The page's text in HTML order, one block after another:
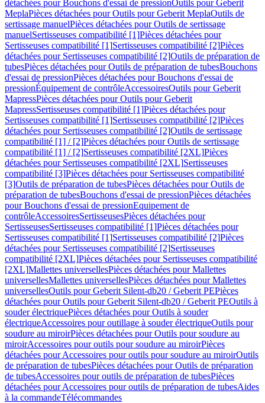
détachées pour Bouchons d'essai de pressionOutils pour Geberit
MeplaPièces détachées pour Outils pour Geberit MeplaOutils de
sertissage manuelPièces détachées pour Outils de sertissage
manuelSertisseuses compatibilité [1]Pièces détachées pour
Sertisseuses compatibilité [1]Sertisseuses compatibilité [2]Pièces
détachées pour Sertisseuses compatibilité [2]Outils de préparation de
tubesPièces détachées pour Outils de préparation de tubesBouchons
d'essai de pressionPièces détachées pour Bouchons d'essai de
pressionÉquipement de contrôleAccessoiresOutils pour Geberit
MapressPièces détachées pour Outils pour Geberit
MapressSertisseuses compatibilité [1]Pièces détachées pour
Sertisseuses compatibilité [1]Sertisseuses compatibilité [2]Pièces
détachées pour Sertisseuses compatibilité [2]Outils de sertissage
compatibilité [1] / [2]Pièces détachées pour Outils de sertissage
compatibilité [1] / [2]Sertisseuses compatibilité [2XL]Pièces
détachées pour Sertisseuses compatibilité [2XL]Sertisseuses
compatibilité [3]Pièces détachées pour Sertisseuses compatibilité
[3]Outils de préparation de tubesPièces détachées pour Outils de
préparation de tubesBouchons d'essai de pressionPièces détachées
pour Bouchons d'essai de pressionEquipement de
contrôleAccessoiresSertisseusesPièces détachées pour
SertisseusesSertisseuses compatibilité [1]Pièces détachées pour
Sertisseuses compatibilité [1]Sertisseuses compatibilité [2]Pièces
détachées pour Sertisseuses compatibilité [2]Sertisseuses
compatibilité [2XL]Pièces détachées pour Sertisseuses compatibilité
[2XL]Mallettes universellesPièces détachées pour Mallettes
universellesMallettes universellesPièces détachées pour Mallettes
universellesOutils pour Geberit Silent-db20 / Geberit PEPièces
détachées pour Outils pour Geberit Silent-db20 / Geberit PEOutils à
souder électriquePièces détachées pour Outils à souder
électriqueAccessoires pour outillage à souder électriqueOutils pour
soudure au miroirPièces détachées pour Outils pour soudure au
miroirAccessoires pour outils pour soudure au miroirPièces
détachées pour Accessoires pour outils pour soudure au miroirOutils
de préparation de tubesPièces détachées pour Outils de préparation
de tubesAccessoires pour outils de préparation de tubesPièces
détachées pour Accessoires pour outils de préparation de tubesAides
à la commandeTélécommandes